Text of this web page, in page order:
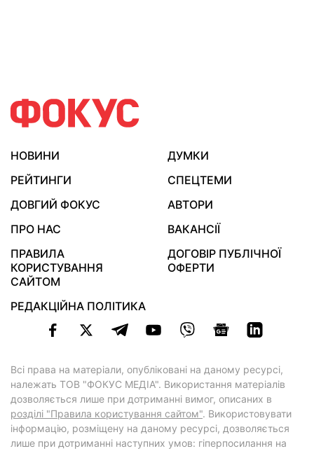
НОВИНИ
ДУМКИ
РЕЙТИНГИ
СПЕЦТЕМИ
ДОВГИЙ ФОКУС
АВТОРИ
ПРО НАС
ВАКАНСІЇ
ПРАВИЛА
КОРИСТУВАННЯ
САЙТОМ
ДОГОВІР ПУБЛІЧНОЇ
ОФЕРТИ
РЕДАКЦІЙНА ПОЛІТИКА
Всі права на матеріали, опубліковані на даному ресурсі,
належать ТОВ "ФОКУС МЕДІА". Використання матеріалів
дозволяється лише при дотриманні вимог, описаних в
розділі "Правила користування сайтом". Використовувати
інформацію, розміщену на даному ресурсі, дозволяється
лише при дотриманні наступних умов: гіперпосилання на